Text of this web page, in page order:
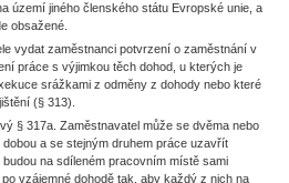
území jiného členského státu Evropské unie, a
obsažené.
vydat zaměstnanci potvrzení o zaměstnání v
práce s výjimkou těch dohod, u kterých je
srážkami z odměny z dohody nebo které
(§ 313).
§ 317a. Zaměstnavatel může se dvěma nebo
a se stejným druhem práce uzavřít
na sdíleném pracovním místě sami
vzájemné dohodě tak, aby každý z nich na